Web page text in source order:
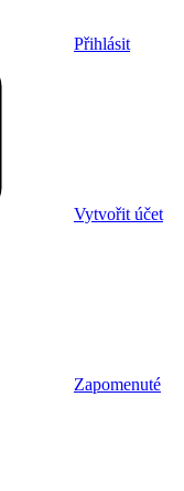
Přihlásit
Vytvořit účet
Zapomenuté